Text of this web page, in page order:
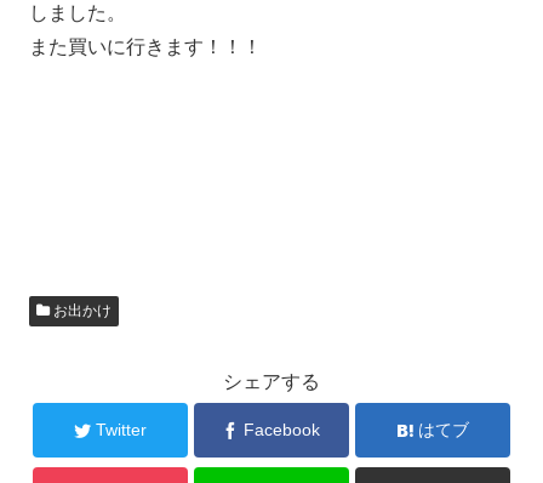
しました。
また買いに行きます！！！
お出かけ
シェアする
Twitter Facebook はてブ